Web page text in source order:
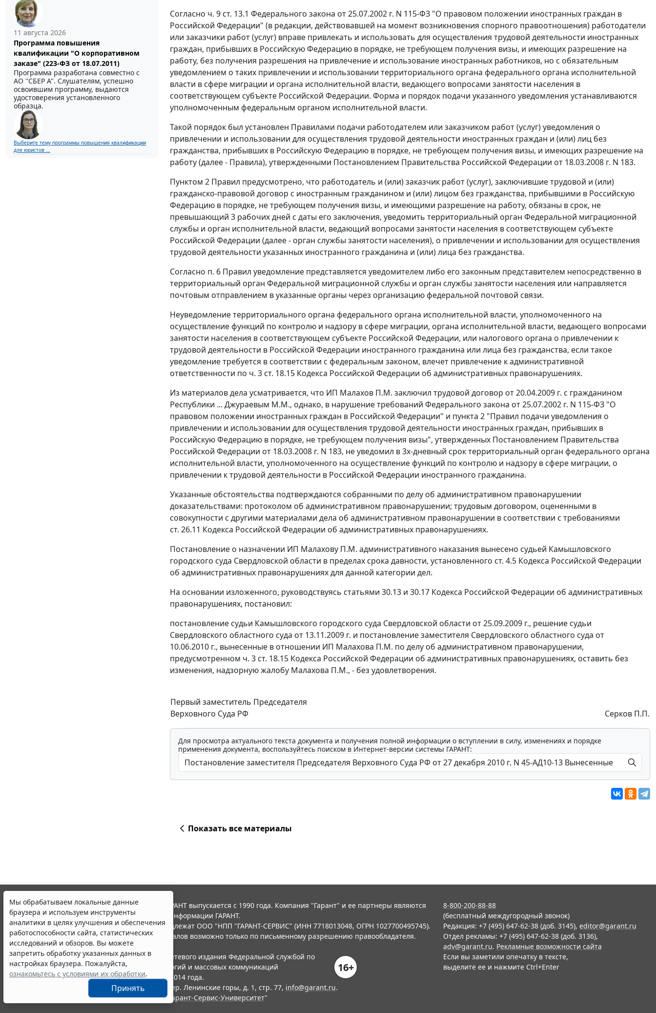
11 августа 2026
Программа повышения
квалификации "О корпоративном
заказе" (223-ФЗ от 18.07.2011)
Программа разработана совместно с
АО ''СБЕР А". Слушателям, успешно
освоившим программу, выдаются
удостоверения установленного
образца.
Выберите тему программы повышения квалификации
для юристов ...
Согласно ч. 9 ст. 13.1 Федерального закона от 25.07.2002 г. N 115-ФЗ "О правовом положении иностранных граждан в
Российской Федерации" (в редакции, действовавшей на момент возникновения спорного правоотношения) работодатели
или заказчики работ (услуг) вправе привлекать и использовать для осуществления трудовой деятельности иностранных
граждан, прибывших в Российскую Федерацию в порядке, не требующем получения визы, и имеющих разрешение на
работу, без получения разрешения на привлечение и использование иностранных работников, но с обязательным
уведомлением о таких привлечении и использовании территориального органа федерального органа исполнительной
власти в сфере миграции и органа исполнительной власти, ведающего вопросами занятости населения в
соответствующем субъекте Российской Федерации. Форма и порядок подачи указанного уведомления устанавливаются
уполномоченным федеральным органом исполнительной власти.
Такой порядок был установлен Правилами подачи работодателем или заказчиком работ (услуг) уведомления о
привлечении и использовании для осуществления трудовой деятельности иностранных граждан и (или) лиц без
гражданства, прибывших в Российскую Федерацию в порядке, не требующем получения визы, и имеющих разрешение на
работу (далее - Правила), утвержденными Постановлением Правительства Российской Федерации от 18.03.2008 г. N 183.
Пунктом 2 Правил предусмотрено, что работодатель и (или) заказчик работ (услуг), заключившие трудовой и (или)
гражданско-правовой договор с иностранным гражданином и (или) лицом без гражданства, прибывшими в Российскую
Федерацию в порядке, не требующем получения визы, и имеющими разрешение на работу, обязаны в срок, не
превышающий 3 рабочих дней с даты его заключения, уведомить территориальный орган Федеральной миграционной
службы и орган исполнительной власти, ведающий вопросами занятости населения в соответствующем субъекте
Российской Федерации (далее - орган службы занятости населения), о привлечении и использовании для осуществления
трудовой деятельности указанных иностранного гражданина и (или) лица без гражданства.
Согласно п. 6 Правил уведомление представляется уведомителем либо его законным представителем непосредственно в
территориальный орган Федеральной миграционной службы и орган службы занятости населения или направляется
почтовым отправлением в указанные органы через организацию федеральной почтовой связи.
Неуведомление территориального органа федерального органа исполнительной власти, уполномоченного на
осуществление функций по контролю и надзору в сфере миграции, органа исполнительной власти, ведающего вопросами
занятости населения в соответствующем субъекте Российской Федерации, или налогового органа о привлечении к
трудовой деятельности в Российской Федерации иностранного гражданина или лица без гражданства, если такое
уведомление требуется в соответствии с федеральным законом, влечет привлечение к административной
ответственности по ч. 3 ст. 18.15 Кодекса Российской Федерации об административных правонарушениях.
Из материалов дела усматривается, что ИП Малахов П.М. заключил трудовой договор от 20.04.2009 г. с гражданином
Республики ... Джураевым М.М., однако, в нарушение требований Федерального закона от 25.07.2002 г. N 115-ФЗ "О
правовом положении иностранных граждан в Российской Федерации" и пункта 2 "Правил подачи уведомления о
привлечении и использовании для осуществления трудовой деятельности иностранных граждан, прибывших в
Российскую Федерацию в порядке, не требующем получения визы", утвержденных Постановлением Правительства
Российской Федерации от 18.03.2008 г. N 183, не уведомил в 3х-дневный срок территориальный орган федерального органа
исполнительной власти, уполномоченного на осуществление функций по контролю и надзору в сфере миграции, о
привлечении к трудовой деятельности в Российской Федерации иностранного гражданина.
Указанные обстоятельства подтверждаются собранными по делу об административном правонарушении
доказательствами: протоколом об административном правонарушении; трудовым договором, оцененными в
совокупности с другими материалами дела об административном правонарушении в соответствии с требованиями
ст. 26.11 Кодекса Российской Федерации об административных правонарушениях.
Постановление о назначении ИП Малахову П.М. административного наказания вынесено судьей Камышловского
городского суда Свердловской области в пределах срока давности, установленного ст. 4.5 Кодекса Российской Федерации
об административных правонарушениях для данной категории дел.
На основании изложенного, руководствуясь статьями 30.13 и 30.17 Кодекса Российской Федерации об административных
правонарушениях, постановил:
постановление судьи Камышловского городского суда Свердловской области от 25.09.2009 г., решение судьи
Свердловского областного суда от 13.11.2009 г. и постановление заместителя Свердловского областного суда от
10.06.2010 г., вынесенные в отношении ИП Малахова П.М. по делу об административном правонарушении,
предусмотренном ч. 3 ст. 18.15 Кодекса Российской Федерации об административных правонарушениях, оставить без
изменения, надзорную жалобу Малахова П.М., - без удовлетворения.
Первый заместитель Председателя
Верховного Суда РФ
Серков П.П.
Для просмотра актуального текста документа и получения полной информации о вступлении в силу, изменениях и порядке
применения документа, воспользуйтесь поиском в Интернет-версии системы ГАРАНТ:
Показать все материалы
Мы обрабатываем локальные данные
браузера и используем инструменты
аналитики в целях улучшения и обеспечения
работоспособности сайта, статистических
исследований и обзоров. Вы можете
запретить обработку указанных данных в
настройках браузера. Пожалуйста,
ознакомьтесь с условиями их обработки.
Принять
© ООО "НПП "ГАРАНТ-СЕРВИС", 2026. Система ГАРАНТ выпускается с 1990 года. Компания "Гарант" и ее партнеры являются
участниками Российской ассоциации правовой информации ГАРАНТ.
Все права на материалы сайта ГАРАНТ.РУ принадлежат ООО "НПП "ГАРАНТ-СЕРВИС" (ИНН 7718013048, ОГРН 1027700495745).
Полное или частичное воспроизведение материалов возможно только по письменному разрешению правообладателя.
Правила использования портала.
Портал ГАРАНТ.РУ зарегистрирован в качестве сетевого издания Федеральной службой по
надзору в сфере связи,информационных технологий и массовых коммуникаций
(Роскомнадзором), Эл № ФС77-58365 от 18 июня 2014 года.
16+
ООО "НПП "ГАРАНТ-СЕРВИС", 119234, г. Москва, тер. Ленинские горы, д. 1, стр. 77, info@garant.ru.
Разработчик ЭПС Система ГАРАНТ – ООО "НПП "
Гарант-Сервис-Университет"
8-800-200-88-88
(бесплатный междугородный звонок)
Редакция: +7 (495) 647-62-38 (доб. 3145), editor@garant.ru
Отдел рекламы: +7 (495) 647-62-38 (доб. 3136),
adv@garant.ru. Рекламные возможности сайта
Если вы заметили опечатку в тексте,
выделите ее и нажмите Ctrl+Enter